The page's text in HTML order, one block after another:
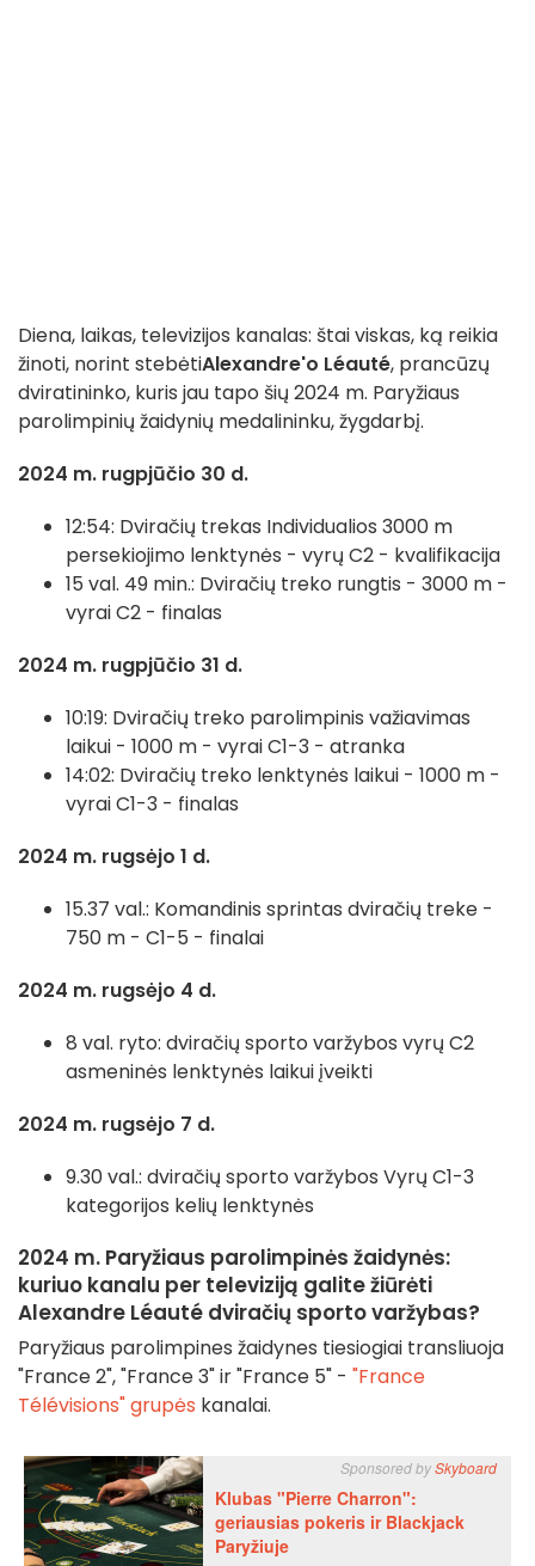
Diena, laikas, televizijos kanalas: štai viskas, ką reikia
žinoti, norint stebėtiAlexandre'o Léauté, prancūzų
dviratininko, kuris jau tapo šių 2024 m. Paryžiaus
parolimpinių žaidynių medalininku, žygdarbį.
2024 m. rugpjūčio 30 d.
12:54: Dviračių trekas Individualios 3000 m
persekiojimo lenktynės - vyrų C2 - kvalifikacija
15 val. 49 min.: Dviračių treko rungtis - 3000 m -
vyrai C2 - finalas
2024 m. rugpjūčio 31 d.
10:19: Dviračių treko parolimpinis važiavimas
laikui - 1000 m - vyrai C1-3 - atranka
14:02: Dviračių treko lenktynės laikui - 1000 m -
vyrai C1-3 - finalas
2024 m. rugsėjo 1 d.
15.37 val.: Komandinis sprintas dviračių treke -
750 m - C1-5 - finalai
2024 m. rugsėjo 4 d.
8 val. ryto: dviračių sporto varžybos vyrų C2
asmeninės lenktynės laikui įveikti
2024 m. rugsėjo 7 d.
9.30 val.: dviračių sporto varžybos Vyrų C1-3
kategorijos kelių lenktynės
2024 m. Paryžiaus parolimpinės žaidynės:
kuriuo kanalu per televiziją galite žiūrėti
Alexandre Léauté dviračių sporto varžybas?
Paryžiaus parolimpines žaidynes tiesiogiai transliuoja
"France 2", "France 3" ir "France 5" - "France
Télévisions" grupės kanalai.